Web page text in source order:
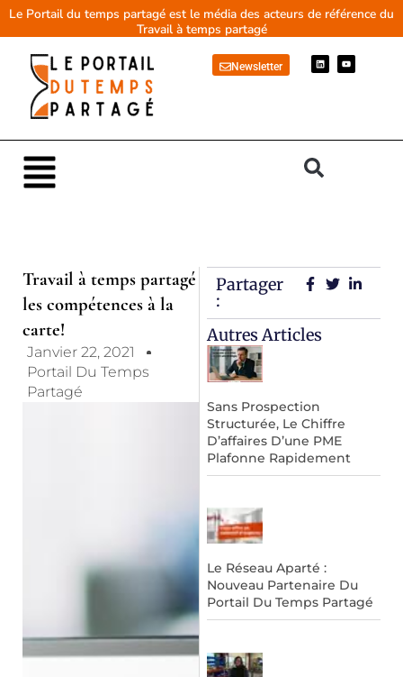
AllerLe Portail du temps partagé est le média des acteurs de référence du
Travail à temps partagé
Newsletter
L
i
n
Y
o
u
Main
Menu
Travail à temps partagé
les compétences à la
carte!
Janvier 22, 2021
Portail Du Temps
Partagé
Partager
:
Autres Articles
Sans Prospection
Structurée, Le Chiffre
D’affaires D’une PME
Plafonne Rapidement
Le Réseau Aparté :
Nouveau Partenaire Du
Portail Du Temps Partagé